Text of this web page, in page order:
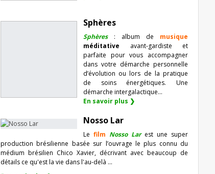
Sphères
Sphères: album de musique
méditative avant-gardiste et
parfaite pour vous accompagner
dans votre démarche personnelle
d’évolution ou lors de la pratique
de soins énergétiques. Une
démarche intergalactique...
En savoir plus ❯
Nosso Lar
Le film Nosso Lar est une super
production brésilienne basée sur l’ouvrage le plus connu du
médium brésilien Chico Xavier, décrivant avec beaucoup de
détails ce qu'est la vie dans l'au-delà ...